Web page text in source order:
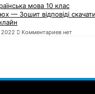
мова 10 клас
— Зошит відповіді
Комментариев нет